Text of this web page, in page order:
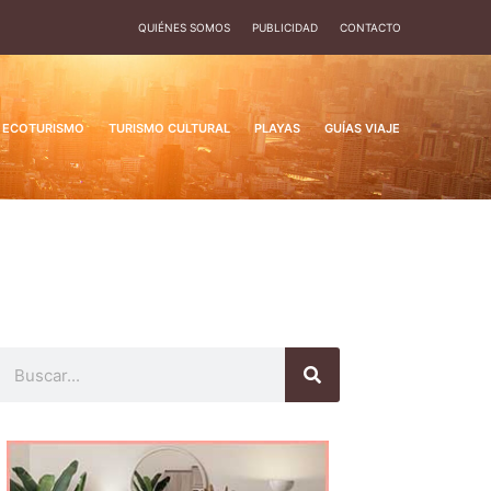
QUIÉNES SOMOS PUBLICIDAD CONTACTO
ECOTURISMO TURISMO CULTURAL PLAYAS GUÍAS VIAJE